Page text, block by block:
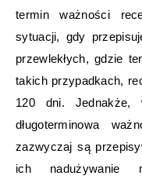
termin ważności
sytuacji, gdy
przewlekłych, gdzie
takich przypadkach,
120 dni. Jednakże,
długoterminowa
zazwyczaj są
ich nadużywanie